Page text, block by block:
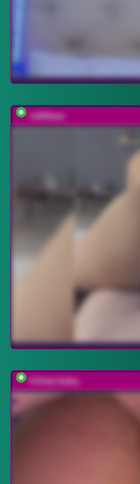
vattttaaa
h3ntai-baby